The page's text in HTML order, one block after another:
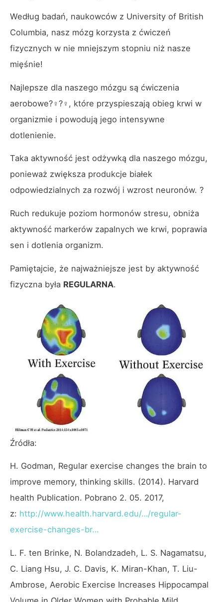
Według badań, naukowców z University of British
Columbia, nasz mózg korzysta z ćwiczeń
fizycznych w nie mniejszym stopniu niż nasze
mięśnie!
Najlepsze dla naszego mózgu są ćwiczenia
aerobowe?‍♀️?‍♀️, które przyspieszają obieg krwi w
organizmie i powodują jego intensywne
dotlenienie.
Taka aktywność jest odżywką dla naszego mózgu,
ponieważ zwiększa produkcje białek
odpowiedzialnych za rozwój i wzrost neuronów. ?
Ruch redukuje poziom hormonów stresu, obniża
aktywność markerów zapalnych we krwi, poprawia
sen i dotlenia organizm.
Pamiętajcie, że najważniejsze jest by aktywność
fizyczna była REGULARNA.
Źródła:
H. Godman, Regular exercise changes the brain to
improve memory, thinking skills. (2014). Harvard
health Publication. Pobrano 2. 05. 2017,
z: http://www.health.harvard.edu/…/regular-
exercise-changes-br…
L. F. ten Brinke, N. Bolandzadeh, L. S. Nagamatsu,
C. Liang Hsu, J. C. Davis, K. Miran-Khan, T. Liu-
Ambrose, Aerobic Exercise Increases Hippocampal